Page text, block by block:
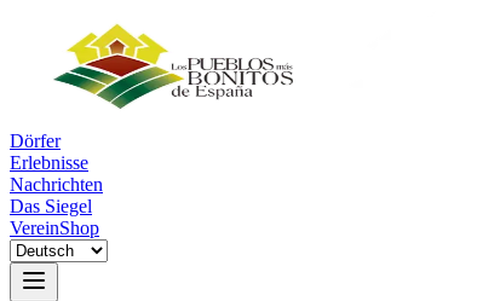
Dörfer
Erlebnisse
Nachrichten
Das Siegel
VereinShop